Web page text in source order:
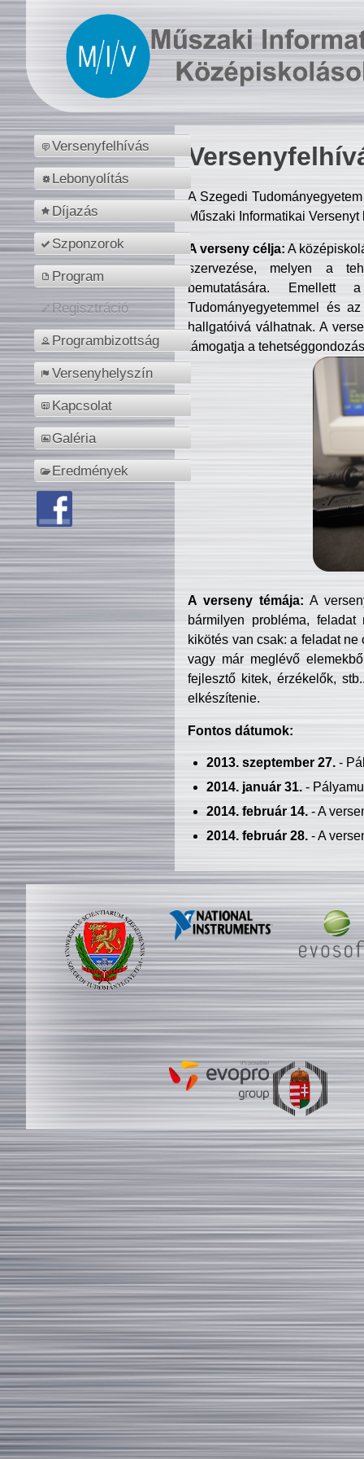
Versenyfelhívás
Lebonyolítás
Díjazás
Szponzorok
Program
Regisztráció
Programbizottság
Versenyhelyszín
Kapcsolat
Galéria
Eredmények
A Szegedi
Műszaki Informatikai
A verseny célja: A
szervezése, melyen a
bemutatására. Emellett
Tudományegyetemmel és
hallgatóivá válhatnak. A
támogatja a
A verseny témája: A
bármilyen probléma, feladat
kikötés van csak: a feladat
vagy már meglévő
fejlesztő kitek, érzékelők,
elkészítenie.
Fontos dátumok:
2013. szeptember 27.-
2014. január 31.-
2014. február 14.- A
2014. február 28.- A